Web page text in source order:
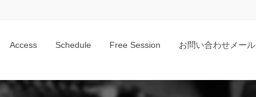
Access Schedule Free Session お問い合わせメール